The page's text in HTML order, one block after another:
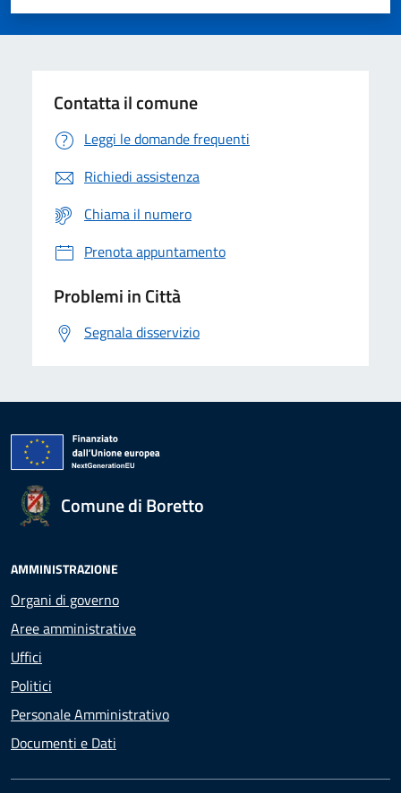
Valuta 5 stelle su 5
Valuta 4 stelle su 5
Valuta 3 stelle su 5
Valuta 2 stelle su 5
Valuta 1 stelle su 5
Contatta il comune
Leggi le domande frequenti
Richiedi assistenza
Chiama il numero
Prenota appuntamento
Problemi in Città
Segnala disservizio
Comune di Boretto
AMMINISTRAZIONE
Organi di governo
Aree amministrative
Uffici
Politici
Personale Amministrativo
Documenti e Dati